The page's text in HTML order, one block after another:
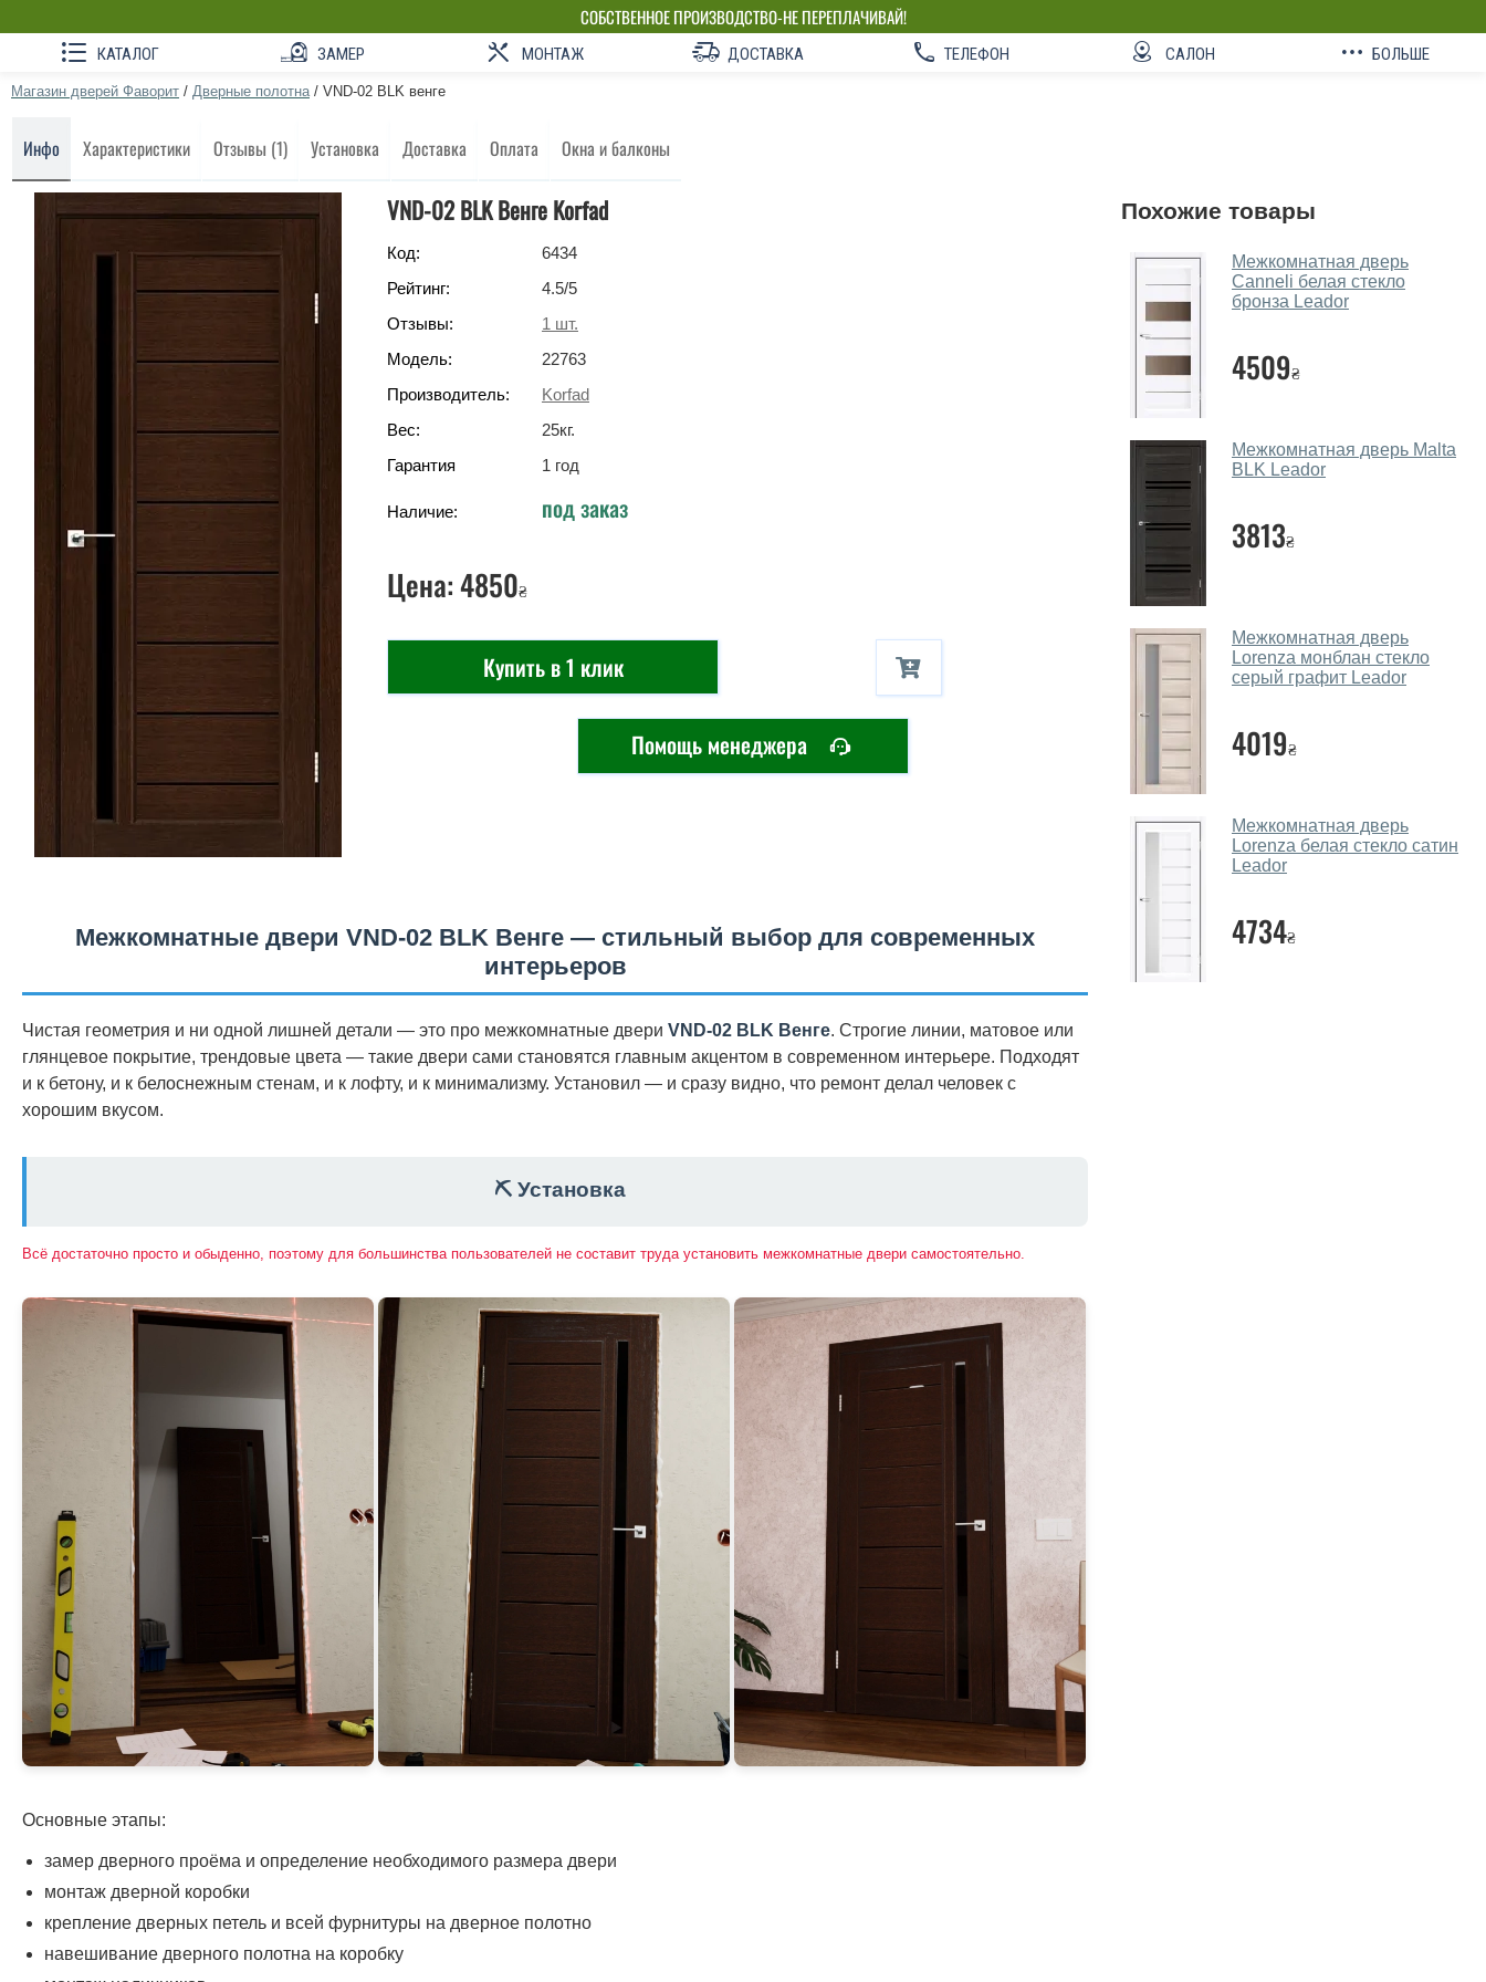
СОБСТВЕННОЕ ПРОИЗВОДСТВО-НЕ ПЕРЕПЛАЧИВАЙ!
КАТАЛОГ ЗАМЕР МОНТАЖ ДОСТАВКА ТЕЛЕФОН САЛОН БОЛЬШЕ
Магазин дверей Фаворит / Дверные полотна / VND-02 BLK венге
Инфо Характеристики Отзывы (1) Установка Доставка Оплата Окна и балконы
VND-02 BLK Венге Korfad
Код:
6434
Рейтинг:
4.5/5
Отзывы:
1 шт.
Модель:
22763
Производитель:
Korfad
Вес:
25кг.
Гарантия
1 год
Наличие: под заказ
Цена:4850₴
Купить в 1 клик
Помощь менеджера
Межкомнатные двери VND-02 BLK Венге — стильный выбор для современных
интерьеров
Чистая геометрия и ни одной лишней детали — это про межкомнатные двери VND-02 BLK Венге. Строгие линии, матовое или
глянцевое покрытие, трендовые цвета — такие двери сами становятся главным акцентом в современном интерьере. Подходят
и к бетону, и к белоснежным стенам, и к лофту, и к минимализму. Установил — и сразу видно, что ремонт делал человек с
хорошим вкусом.
⛏️ Установка
Всё достаточно просто и обыденно, поэтому для большинства пользователей не составит труда установить межкомнатные двери самостоятельно.
Основные этапы:
замер дверного проёма и определение необходимого размера двери
монтаж дверной коробки
крепление дверных петель и всей фурнитуры на дверное полотно
навешивание дверного полотна на коробку
Похожие товары
Межкомнатная дверь
Canneli белая стекло
бронза Leador
4509₴
Межкомнатная дверь Malta
BLK Leador
3813₴
Межкомнатная дверь
Lorenza монблан стекло
серый графит Leador
4019₴
Межкомнатная дверь
Lorenza белая стекло сатин
Leador
4734₴